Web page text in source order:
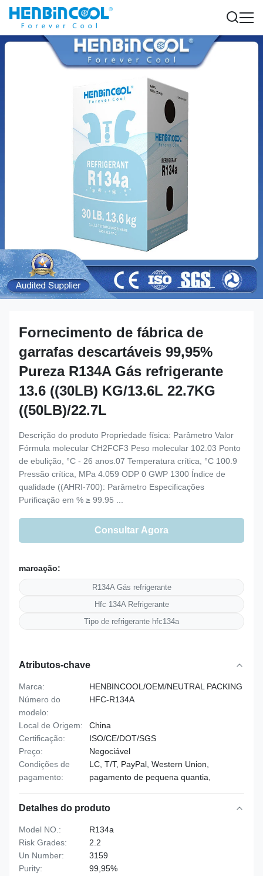
Fornecimento de fábrica de
garrafas descartáveis 99,95%
Pureza R134A Gás refrigerante
13.6 ((30LB) KG/13.6L 22.7KG
((50LB)/22.7L
Descrição do produto Propriedade física: Parâmetro Valor
Fórmula molecular CH2FCF3 Peso molecular 102.03 Ponto
de ebulição, °C - 26 anos.07 Temperatura crítica, °C 100.9
Pressão crítica, MPa 4.059 ODP 0 GWP 1300 Índice de
qualidade ((AHRI-700): Parâmetro Especificações
Purificação em % ≥ 99.95 ...
Consultar Agora
marcação:
R134A Gás refrigerante
Hfc 134A Refrigerante
Tipo de refrigerante hfc134a
Atributos-chave
Marca:
HENBINCOOL/OEM/NEUTRAL PACKING
Número do
modelo:
HFC-R134A
Local de Origem:
China
Certificação:
ISO/CE/DOT/SGS
Preço:
Negociável
Condições de
pagamento:
LC, T/T, PayPal, Western Union,
pagamento de pequena quantia,
Detalhes do produto
Model NO.:
R134a
Risk Grades:
2.2
Un Number:
3159
Purity:
99,95%